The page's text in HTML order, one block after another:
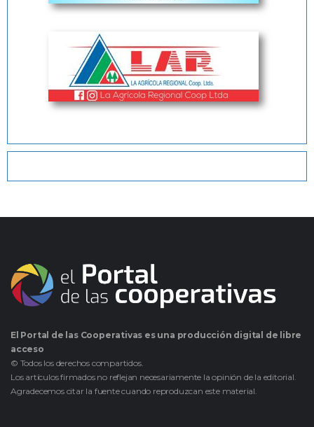
El Portal de las Cooperativas es una producción digital de libre
acceso
© Todos los derechos compartidos.
Los artículos firmados no reflejan necesariamente la opinión de la editorial.
Agradecemos citar la fuente cuando reproduzcan este material.